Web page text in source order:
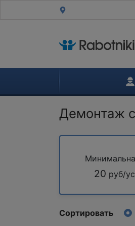
Демонтаж
20 руб/
Сортировать